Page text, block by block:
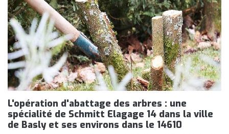
L'opération d'abattage des arbres : une
spécialité de Schmitt Elagage 14 dans la ville
de Basly et ses environs dans le 14610